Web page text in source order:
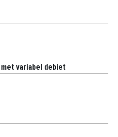
variabel debiet